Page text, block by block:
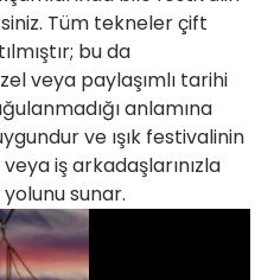
Tüm tekneler çift
bu da
veya paylaşımlı tarihi
anlamına
ve ışık festivalinin
iş arkadaşlarınızla
sunar.